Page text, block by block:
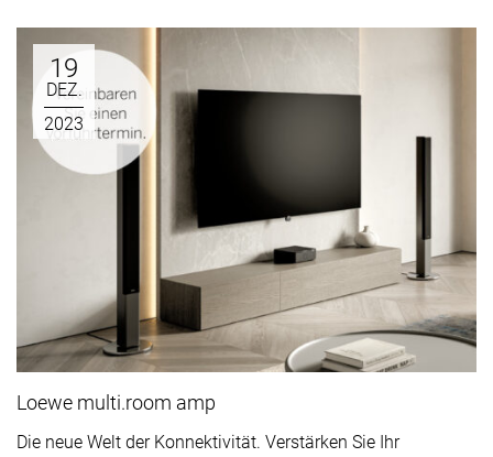
19
DEZ.
2023
Loewe multi.room amp
Die neue Welt der Konnektivität. Verstärken Sie Ihr